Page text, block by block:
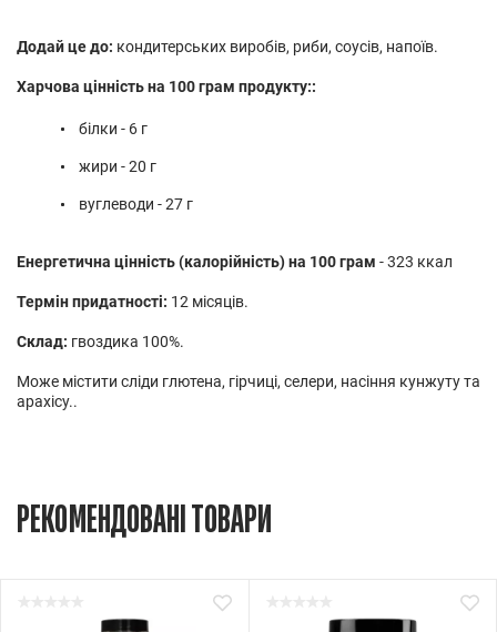
Додай це до: кондитерських виробів, риби, соусів, напоїв.
Харчова цінність на 100 грам продукту::
білки - 6 г
жири - 20 г
вуглеводи - 27 г
Енергетична цінність (калорійність) на 100 грам - 323 ккал
Термін придатності: 12 місяців.
Склад: гвоздика 100%.
Може містити сліди глютена, гірчиці, селери, насіння кунжуту та
арахісу..
РЕКОМЕНДОВАНІ ТОВАРИ